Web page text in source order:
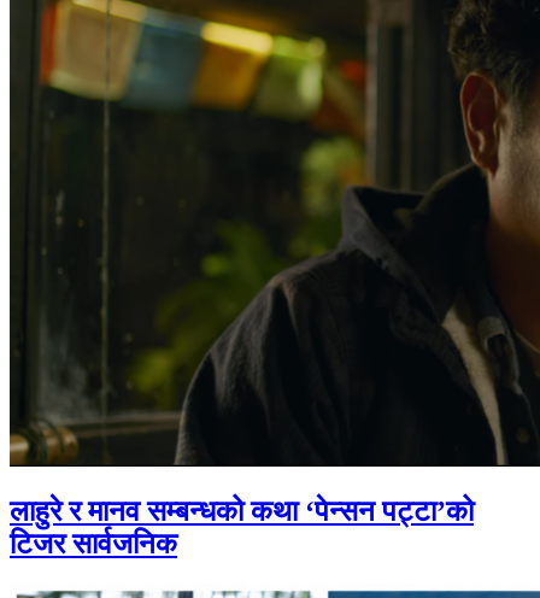
लाहुरे र मानव सम्बन्धको कथा ‘पेन्सन पट्टा’को
टिजर सार्वजनिक